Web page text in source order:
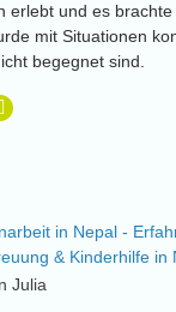
erlebt und es
mit Situationen
begegnet sind.
in Nepal -
& Kinderhilfe in
Julia